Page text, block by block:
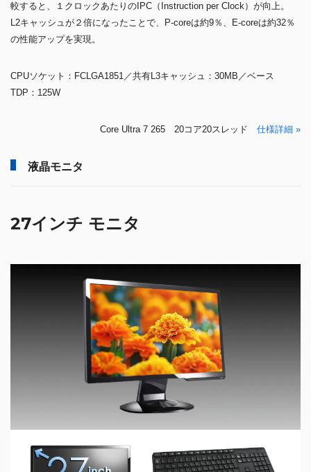
較すると、１クロックあたりのIPC（Instruction per Clock）が向上。
L2キャッシュが２倍になったことで、P-coreは約9％、E-coreは約32％
の性能アップを実現。
CPUソケット：FCLGA1851／共有L3キャッシュ：30MB／ベース
TDP：125W
Core Ultra 7 265 20コア20スレッド 仕様詳細 »
液晶モニタ
27インチ モニタ